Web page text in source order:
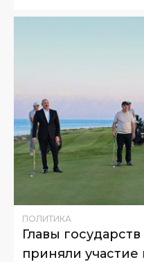
ПОЛИТИКА
Главы
приняли